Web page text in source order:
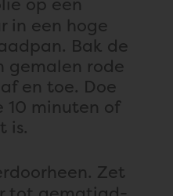
in een hoge
Bak de
gemalen rode
en toe. Doe
10 minuten of
is.
Zet